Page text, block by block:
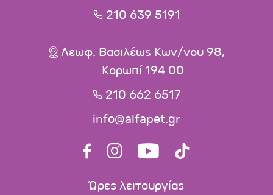
210 639 5191
Λεωφ. Βασιλέως Κων/νου 98,
Κορωπί 194 00
210 662 6517
info@alfapet.gr
Ώρες λειτουργίας